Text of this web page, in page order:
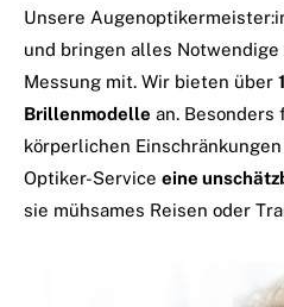
Unsere
und bringen alles Notwendige
Messung mit. Wir bieten über
Brillenmodelle an. Besonders
körperlichen
Optiker-Service eine
sie mühsames Reisen oder